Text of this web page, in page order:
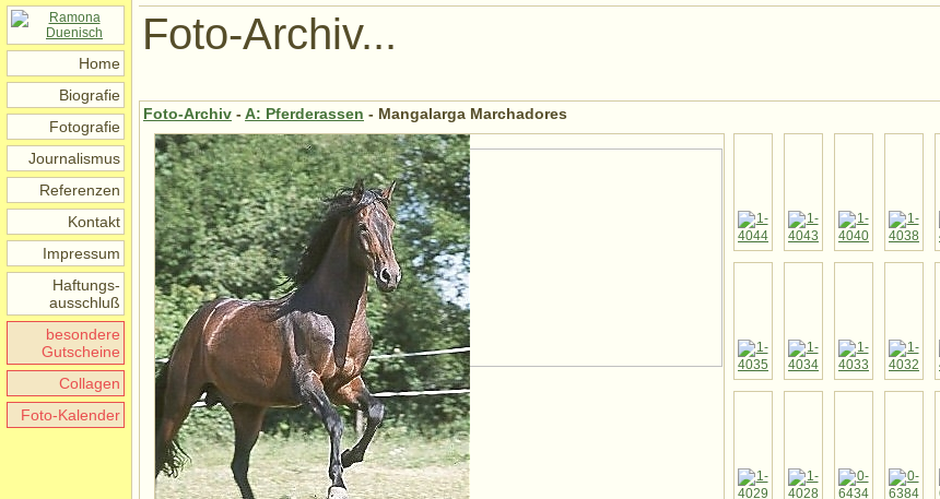
Home
Biografie
Fotografie
Journalismus
Referenzen
Kontakt
Impressum
Haftungs-
ausschluß
besondere
Gutscheine
Collagen
Foto-Kalender
Foto-Archiv...
Foto-Archiv - A: Pferderassen - Mangalarga Marchadores